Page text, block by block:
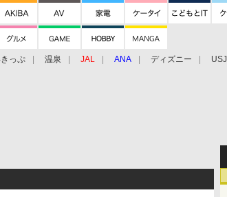
っぷ 温泉 JAL ANA ディズニー USJ